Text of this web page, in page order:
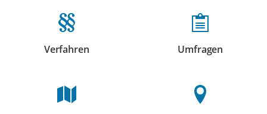
Verfahren Umfragen